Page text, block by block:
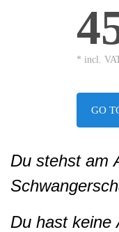
* incl.
GO
Du stehst am
Du hast keine